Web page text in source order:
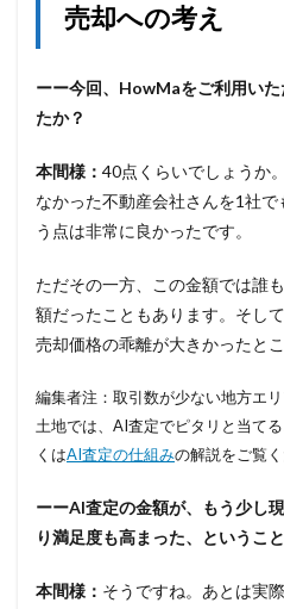
売却への考え
ーー今回、HowMaをご利用い
たか？
本間様： 40点くらいでしょうか
なかった不動産会社さんを1社
う点は非常に良かったです。
ただその一方、この金額では誰
額だったこともあります。そし
売却価格の乖離が大きかったとこ
編集者注：取引数が少ない地方エ
土地では、AI査定でピタリと当て
くはAI査定の仕組みの解説をご覧く
ーーAI査定の金額が、もう少し
り満足度も高まった、ということ
本間様： そうですね。あとは実